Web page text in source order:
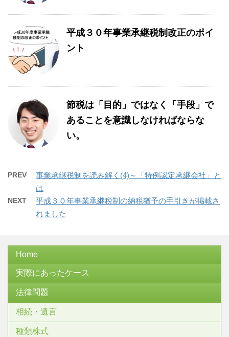
平成３０年事業承継税制改正のポイ
ント
節税は「目的」ではなく「手段」で
あることを意識しなければならな
い。
PREV
事業承継税制を読み解く(4)～「特例認定承継会社」と
は
NEXT
平成３０年事業承継税制の納税猶予の手引きが掲載さ
れました
Home
実際にあったケース
法律問題
相続・遺言
種類株式